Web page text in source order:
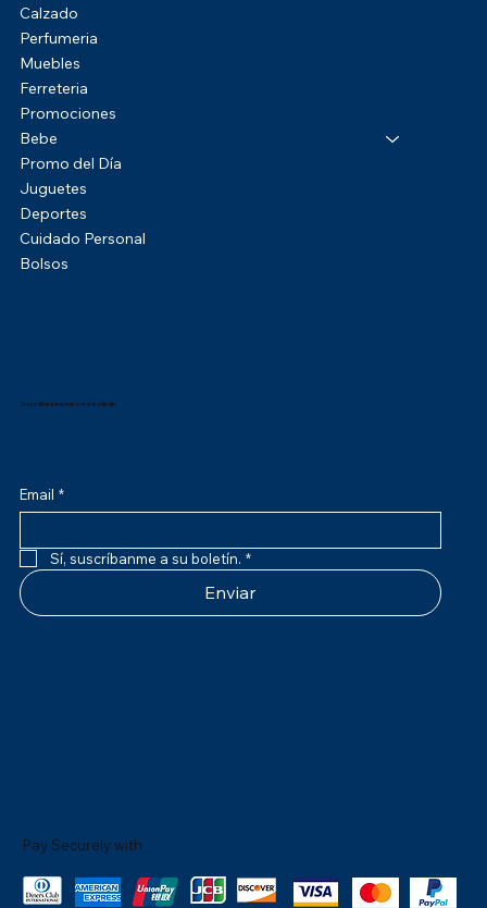
Calzado
Perfumeria
Muebles
Ferreteria
Promociones
Bebe
Promo del Día
Juguetes
Deportes
Cuidado Personal
Bolsos
Suscríbase a nuestro boletín
Email *
Sí, suscríbanme a su boletín. *
Enviar
Pay Securely with